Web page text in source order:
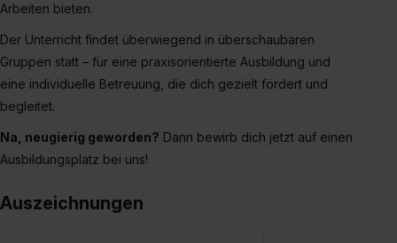
Arbeiten bieten.
Der Unterricht findet überwiegend in überschaubaren
Gruppen statt – für eine praxisorientierte Ausbildung und
eine individuelle Betreuung, die dich gezielt fördert und
begleitet.
Na, neugierig geworden? Dann bewirb dich jetzt auf einen
Ausbildungsplatz bei uns!
Auszeichnungen